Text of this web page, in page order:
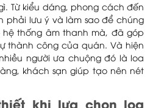
Từ kiểu dáng, phong cách đến
phải lưu ý và làm sao để chúng
thống âm thanh mà, đã góp
thành công của quán. Và hiện
người ưa chuộng đó là loa
khách sạn giúp tạo nên nét